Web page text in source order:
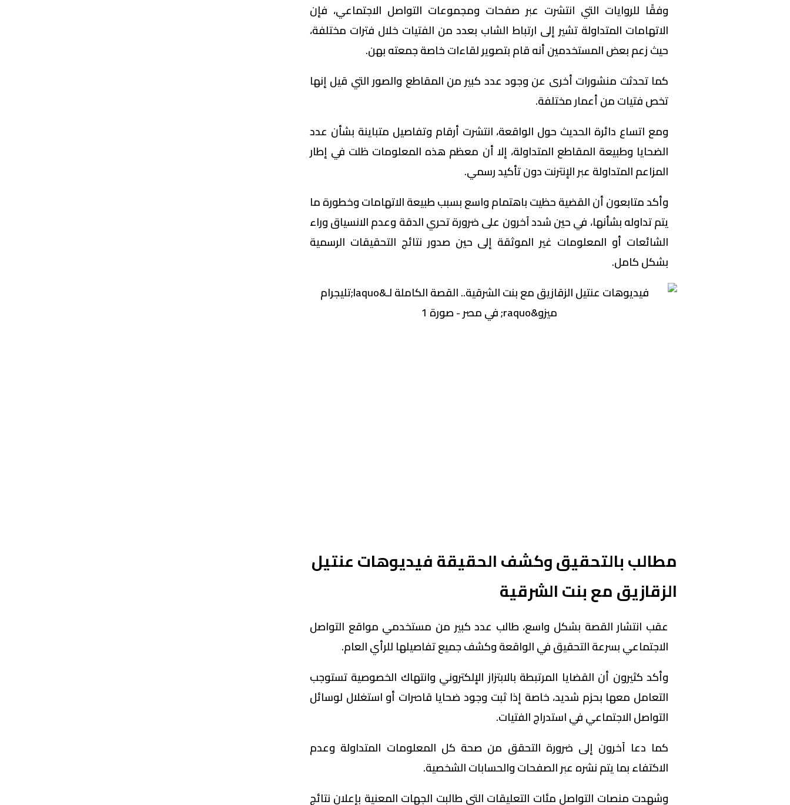
وفقًا للروايات التي انتشرت عبر صفحات ومجموعات التواصل الاجتماعي، فإن
الاتهامات المتداولة تشير إلى ارتباط الشاب بعدد من الفتيات خلال فترات مختلفة،
حيث زعم بعض المستخدمين أنه قام بتصوير لقاءات خاصة جمعته بهن.
كما تحدثت منشورات أخرى عن وجود عدد كبير من المقاطع والصور التي قيل إنها
تخص فتيات من أعمار مختلفة.
ومع اتساع دائرة الحديث حول الواقعة، انتشرت أرقام وتفاصيل متباينة بشأن عدد
الضحايا وطبيعة المقاطع المتداولة، إلا أن معظم هذه المعلومات ظلت في إطار
المزاعم المتداولة عبر الإنترنت دون تأكيد رسمي.
وأكد متابعون أن القضية حظيت باهتمام واسع بسبب طبيعة الاتهامات وخطورة ما
يتم تداوله بشأنها، في حين شدد آخرون على ضرورة تحري الدقة وعدم الانسياق وراء
الشائعات أو المعلومات غير الموثقة إلى حين صدور نتائج التحقيقات الرسمية
بشكل كامل.
مطالب بالتحقيق وكشف الحقيقة فيديوهات عنتيل
الزقازيق مع بنت الشرقية
عقب انتشار القصة بشكل واسع، طالب عدد كبير من مستخدمي مواقع التواصل
الاجتماعي بسرعة التحقيق في الواقعة وكشف جميع تفاصيلها للرأي العام.
وأكد كثيرون أن القضايا المرتبطة بالابتزاز الإلكتروني وانتهاك الخصوصية تستوجب
التعامل معها بحزم شديد، خاصة إذا ثبت وجود ضحايا قاصرات أو استغلال لوسائل
التواصل الاجتماعي في استدراج الفتيات.
كما دعا آخرون إلى ضرورة التحقق من صحة كل المعلومات المتداولة وعدم
الاكتفاء بما يتم نشره عبر الصفحات والحسابات الشخصية.
وشهدت منصات التواصل مئات التعليقات التي طالبت الجهات المعنية بإعلان نتائج